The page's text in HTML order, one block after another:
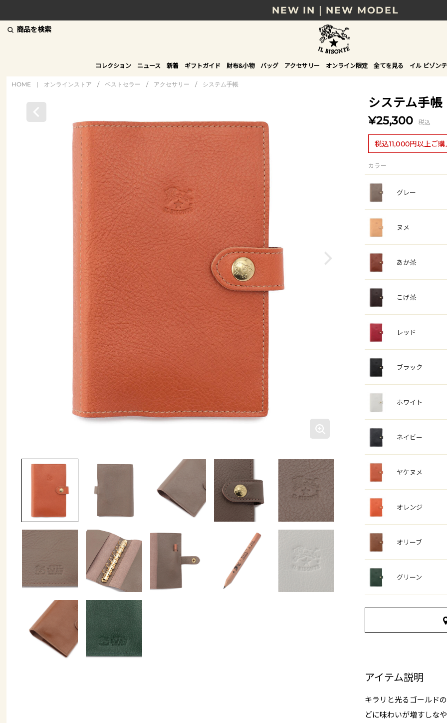
NEW IN｜NEW MODEL
8/17(月)10時まで｜税込11,000円以上で送料無
贈る相手やシーンから選べる、新しいギフトガ
NEW IN｜COLOR LEATHER
商品を検索
コレクション ニュース 新着 ギフトガイド 財布&小物 バッグ アクセサリー オンライン限定 全てを見る イル ビゾン
HOME | オンラインストア / ベストセラー / アクセサリー / システム手帳
システム手帳
¥25,300 税込
税込11,000円以上ご
カラー
グレー
ヌメ
あか茶
こげ茶
レッド
ブラック
ホワイト
ネイビー
ヤケヌメ
オレンジ
オリーブ
グリーン
アイテム説明
キラリと光るゴールド
どに味わいが増すしな